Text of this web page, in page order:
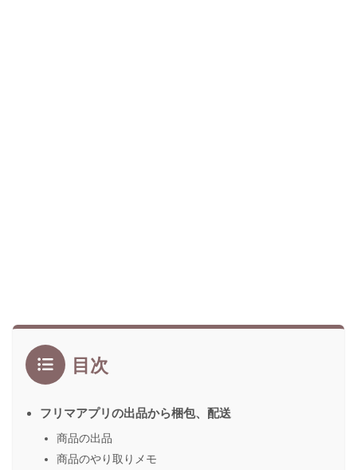
目次
フリマアプリの出品から梱包、配送
商品の出品
商品のやり取りメモ